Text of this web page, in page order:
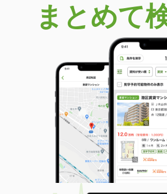
まとめて